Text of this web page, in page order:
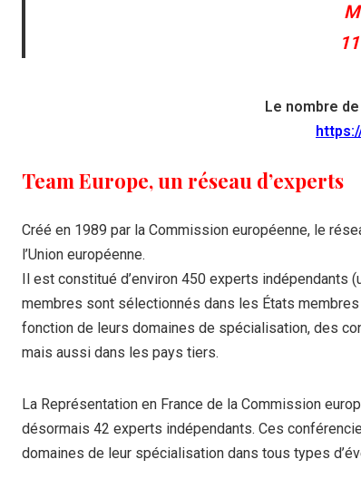
Le nombre
Team Europe, un réseau d’experts
Créé en 1989 par la Commission européenne, le
l’Union européenne.
Il est constitué d’environ 450 experts indépendants
membres sont sélectionnés dans les États
fonction de leurs domaines de spécialisation, des
mais aussi dans les pays tiers.
La Représentation en France de la Commission
désormais 42 experts indépendants. Ces
domaines de leur spécialisation dans tous types